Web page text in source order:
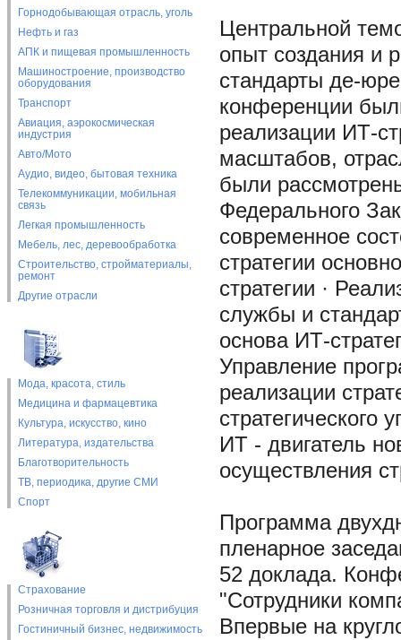
Горнодобывающая отрасль, уголь
Нефть и газ
АПК и пищевая промышленность
Машиностроение, производство
оборудования
Транспорт
Авиация, аэрокосмическая
индустрия
Авто/Мото
Аудио, видео, бытовая техника
Телекоммуникации, мобильная
связь
Легкая промышленность
Мебель, лес, деревообработка
Строительство, стройматериалы,
ремонт
Другие отрасли
Мода, красота, стиль
Медицина и фармацевтика
Культура, искусство, кино
Литература, издательства
Благотворительность
ТВ, периодика, другие СМИ
Спорт
Страхование
Розничная торговля и дистрибуция
Гостиничный бизнес, недвижимость
Центральной
опыт создания и
стандарты де-
конференции
реализации ИТ-
масштабов,
были
Федерального
современное
стратегии
стратегии ·
службы и
основа ИТ-
Управление
реализации
стратегического
ИТ - двигатель
осуществления
Программа
пленарное
52 доклада.
"Сотрудники
Впервые на